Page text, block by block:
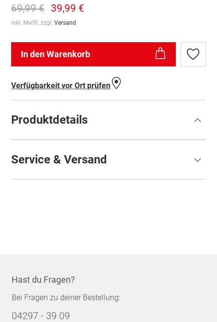
69,99 € 39,99 €
inkl. MwSt. zzgl. Versand
In den Warenkorb
Zur
Verfügbarkeit vor Ort prüfen
Produktdetails
Service & Versand
Hast du Fragen?
Bei Fragen zu deiner Bestellung:
04297 - 39 09